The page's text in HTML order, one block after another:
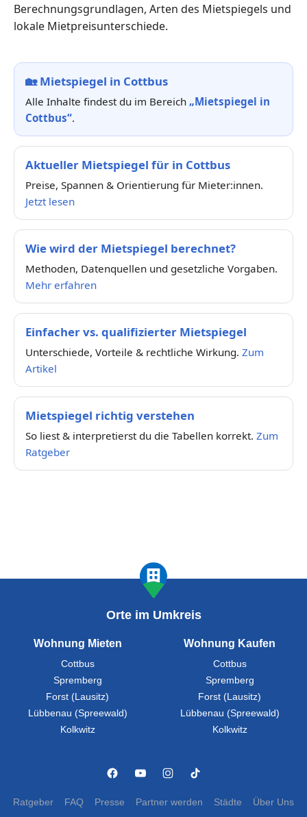
Berechnungsgrundlagen, Arten des Mietspiegels und
lokale Mietpreisunterschiede.
🏡Mietspiegel in Cottbus
Alle Inhalte findest du im Bereich „Mietspiegel in
Cottbus“.
Aktueller Mietspiegel für in Cottbus
Preise, Spannen & Orientierung für Mieter:innen.
Jetzt lesen
Wie wird der Mietspiegel berechnet?
Methoden, Datenquellen und gesetzliche Vorgaben.
Mehr erfahren
Einfacher vs. qualifizierter Mietspiegel
Unterschiede, Vorteile & rechtliche Wirkung. Zum
Artikel
Mietspiegel richtig verstehen
So liest & interpretierst du die Tabellen korrekt. Zum
Ratgeber
Orte im Umkreis
Wohnung Mieten
Cottbus
Spremberg
Forst (Lausitz)
Lübbenau (Spreewald)
Kolkwitz
Wohnung Kaufen
Cottbus
Spremberg
Forst (Lausitz)
Lübbenau (Spreewald)
Kolkwitz
Ratgeber FAQ Presse Partner werden Städte Über Uns